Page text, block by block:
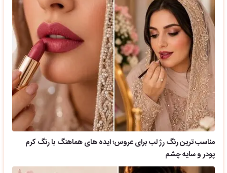
مناسب ترین رنگ رژ لب برای عروس؛ ایده های هماهنگ با رنگ کرم
پودر و سایه چشم